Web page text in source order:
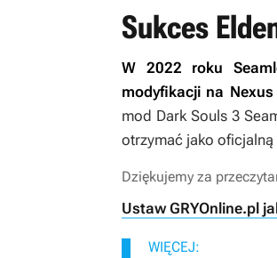
Sukces
W 2022 roku
modyfikacji na
mod Dark Souls 3
otrzymać jako oficjalną
Dziękujemy za
Ustaw GRYOnline.pl
WIĘCEJ: